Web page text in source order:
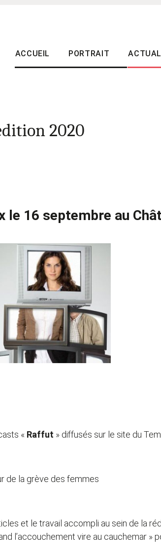
ACCUEIL PORTRAIT
2020
le 16 septembre au
« Raffut » diffusés sur le site du
de la grève des femmes
et le travail accompli au sein de la
l’accouchement vire au cauchemar »